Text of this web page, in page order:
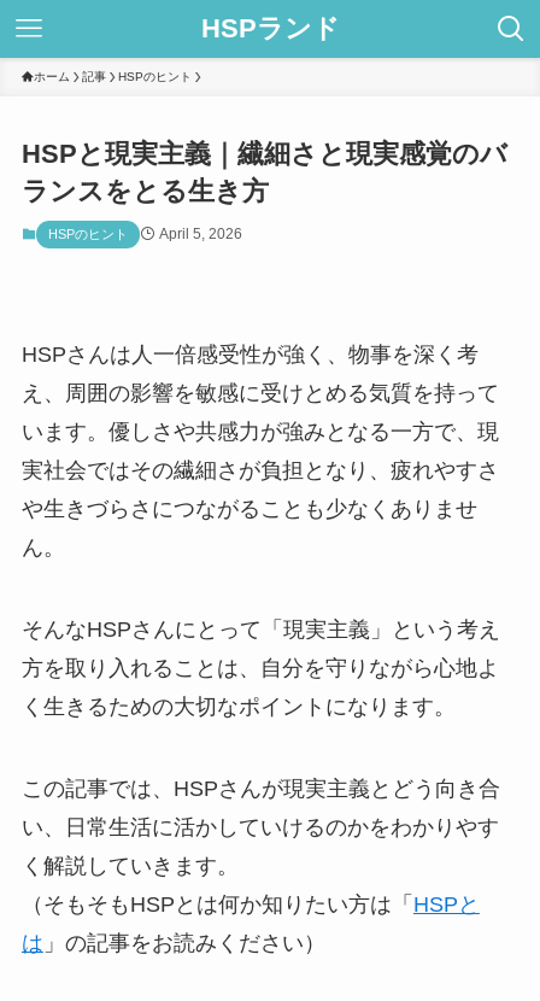
HSPランド
ホーム 記事 HSPのヒント
HSPと現実主義｜繊細さと現実感覚のバ
ランスをとる生き方
HSPのヒント April 5, 2026
HSPさんは人一倍感受性が強く、物事を深く考
え、周囲の影響を敏感に受けとめる気質を持って
います。優しさや共感力が強みとなる一方で、現
実社会ではその繊細さが負担となり、疲れやすさ
や生きづらさにつながることも少なくありませ
ん。
そんなHSPさんにとって「現実主義」という考え
方を取り入れることは、自分を守りながら心地よ
く生きるための大切なポイントになります。
この記事では、HSPさんが現実主義とどう向き合
い、日常生活に活かしていけるのかをわかりやす
く解説していきます。
（そもそもHSPとは何か知りたい方は「 HSPと
は 」の記事をお読みください）